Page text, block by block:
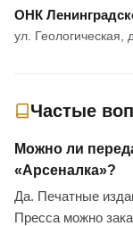
ОНК
ул. Геологическая,
Частые
Можно ли
«Арсеналка»?
Да. Печатные
Пресса можно